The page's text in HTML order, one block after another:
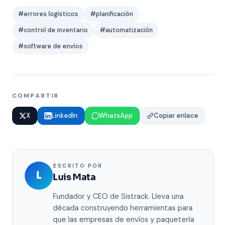
#errores logísticos
#planificación
#control de inventario
#automatización
#software de envíos
COMPARTIR
X LinkedIn WhatsApp Copiar enlace
L
ESCRITO POR
Luis Mata
Fundador y CEO de Sistrack. Lleva una
década construyendo herramientas para
que las empresas de envíos y paquetería